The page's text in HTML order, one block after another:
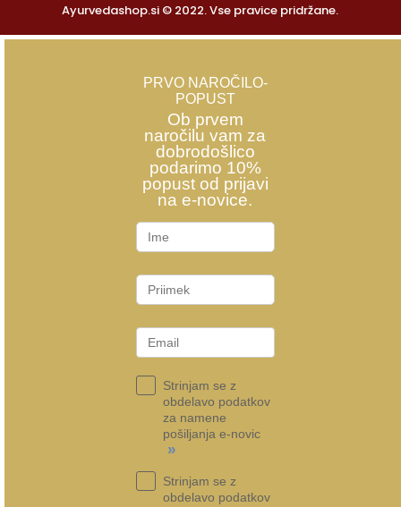
Ayurvedashop.si © 2022. Vse pravice pridržane.
PRVO NAROČILO-
POPUST
Ob prvem
naročilu vam za
dobrodošlico
podarimo 10%
popust od prijavi
na e-novice.
Strinjam se z
obdelavo podatkov
za namene
pošiljanja e-novic
»
Strinjam se z
obdelavo podatkov